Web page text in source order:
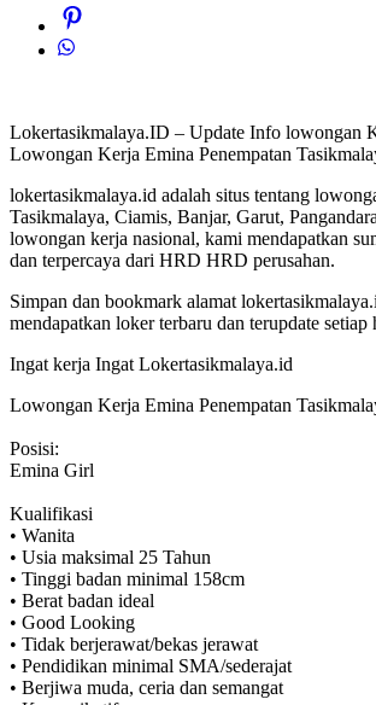
Lokertasikmalaya.ID – Update Info lowongan
Lowongan Kerja Emina Penempatan
lokertasikmalaya.id adalah situs tentang
Tasikmalaya, Ciamis, Banjar, Garut,
lowongan kerja nasional, kami mendapatkan
dan terpercaya dari HRD HRD perusahan.
Simpan dan bookmark alamat
mendapatkan loker terbaru dan terupdate setiap
Ingat kerja Ingat Lokertasikmalaya.id
Lowongan Kerja Emina Penempatan
Posisi:
Emina Girl
Kualifikasi
• Wanita
• Usia maksimal 25 Tahun
• Tinggi badan minimal 158cm
• Berat badan ideal
• Good Looking
• Tidak berjerawat/bekas jerawat
• Pendidikan minimal SMA/sederajat
• Berjiwa muda, ceria dan semangat